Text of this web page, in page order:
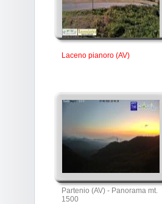
Laceno pianoro (AV)
Partenio (AV) - Panorama mt.
1500